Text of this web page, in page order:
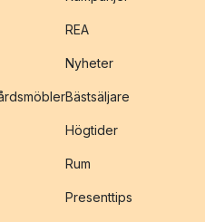
REA
Nyheter
Bästsäljare
Högtider
Rum
Presenttips